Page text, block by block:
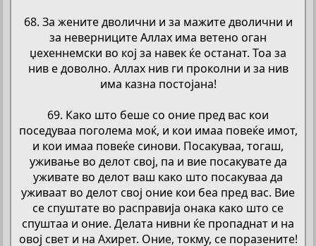
68. За жените дволични и за мажите дволични и
за неверниците Аллах има ветено оган
џехеннемски во кој за навек ќе останат. Тоа за
нив е доволно. Аллах нив ги проколни и за нив
има казна постојана!
69. Како што беше со оние пред вас кои
поседуваа поголема моќ, и кои имаа повеќе имот,
и кои имаа повеќе синови. Посакуваа, тогаш,
уживање во делот свој, па и вие посакувате да
уживате во делот ваш како што посакуваа да
уживаат во делот свој оние кои беа пред вас. Вие
се спуштате во расправија онака како што се
спуштаа и оние. Делата нивни ќе пропаднат и на
овој свет и на Ахирет. Оние, токму, се поразените!